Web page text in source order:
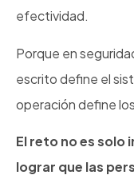
efectividad.
Porque en
escrito define el
operación define
El reto no es solo
lograr que las